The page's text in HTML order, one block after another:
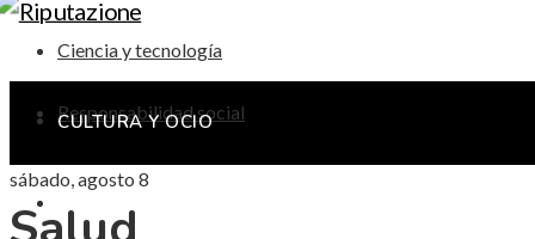
Ciencia y tecnología
Responsabilidad social
sábado, agosto 8
CULTURA Y OCIO
INVERSIONES Y NEGOCIOS